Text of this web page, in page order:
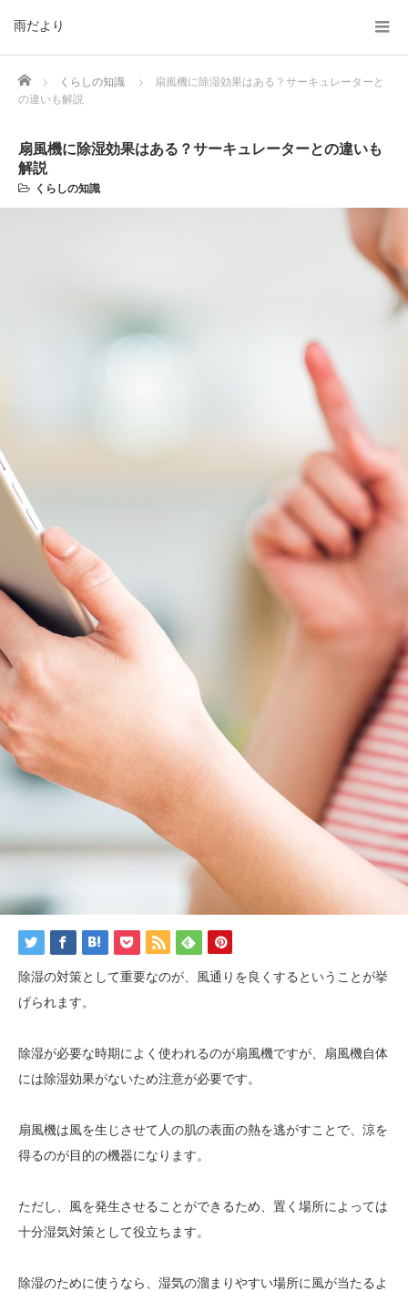
雨だより
Home くらしの知識
扇風機に除湿効果はある？サーキュレーターと
の違いも解説
扇風機に除湿効果はある？サーキュレーターとの違いも
解説
くらしの知識
除湿の対策として重要なのが、風通りを良くするということが挙
げられます。
除湿が必要な時期によく使われるのが扇風機ですが、扇風機自体
には除湿効果がないため注意が必要です。
扇風機は風を生じさせて人の肌の表面の熱を逃がすことで、涼を
得るのが目的の機器になります。
ただし、風を発生させることができるため、置く場所によっては
十分湿気対策として役立ちます。
除湿のために使うなら、湿気の溜まりやすい場所に風が当たるよ